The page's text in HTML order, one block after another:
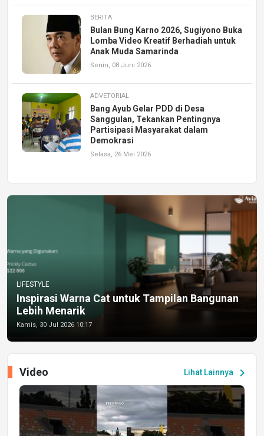
BERITA
Bulan Bung Karno 2026, Sugiyono Buka
Lomba Video Kreatif Berhadiah untuk
Anak Muda Samarinda
Senin, 08 Juni 2026
ADVETORIAL
Bang Ayub Gelar PDD di Desa
Sanggulan, Tekankan Pentingnya
Partisipasi Masyarakat dalam
Demokrasi
Selasa, 26 Mei 2026
LIFESTYLE
Inspirasi Warna Cat untuk Tampilan Bangunan
Lebih Menarik
Kamis, 30 Jul 2026 10:17
Lihat Lainnya chevron_right
Video